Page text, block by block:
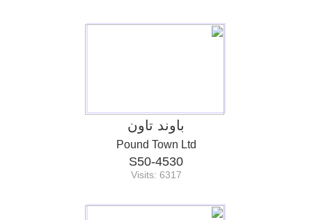
باوند تاون
Pound Town Ltd
S50-4530
Visits: 6317